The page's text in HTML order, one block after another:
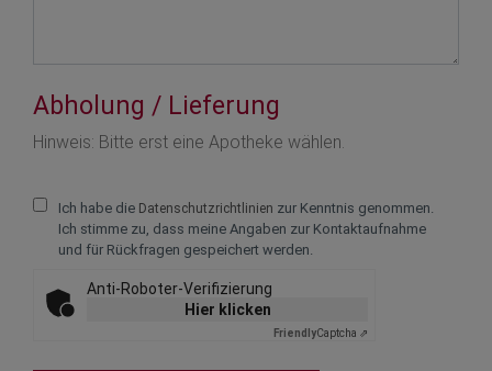
Abholung / Lieferung
Hinweis: Bitte erst eine Apotheke wählen.
Ich habe die Datenschutzrichtlinien zur Kenntnis genommen.
Ich stimme zu, dass meine Angaben zur Kontaktaufnahme
und für Rückfragen gespeichert werden.
Anti-Roboter-Verifizierung
Hier klicken
FriendlyCaptcha ⇗
Text vergrößern +
Zeichenabstand